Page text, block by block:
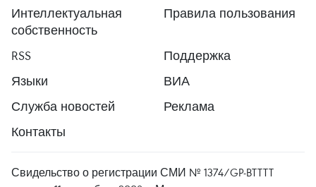
Интеллектуальная
собственность
Правила пользования
RSS
Поддержка
Языки
ВИА
Служба новостей
Реклама
Контакты
Свидельство о регистрации СМИ № 1374/GP-BTTTT